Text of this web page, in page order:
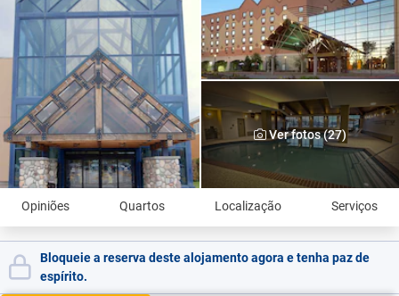
Ver fotos (27)
Opiniões Quartos Localização Serviços
Bloqueie a reserva deste alojamento agora e tenha paz de
espírito.